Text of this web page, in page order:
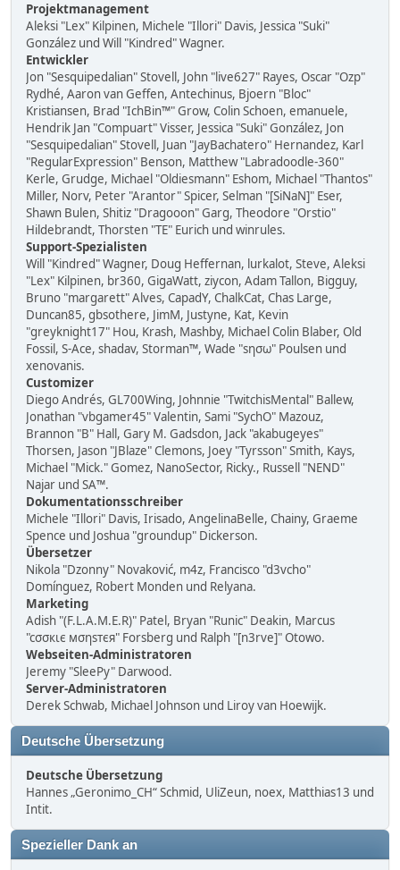
Projektmanagement
Aleksi "Lex" Kilpinen, Michele "Illori" Davis, Jessica "Suki"
González und Will "Kindred" Wagner.
Entwickler
Jon "Sesquipedalian" Stovell, John "live627" Rayes, Oscar "Ozp"
Rydhé, Aaron van Geffen, Antechinus, Bjoern "Bloc"
Kristiansen, Brad "IchBin™" Grow, Colin Schoen, emanuele,
Hendrik Jan "Compuart" Visser, Jessica "Suki" González, Jon
"Sesquipedalian" Stovell, Juan "JayBachatero" Hernandez, Karl
"RegularExpression" Benson, Matthew "Labradoodle-360"
Kerle, Grudge, Michael "Oldiesmann" Eshom, Michael "Thantos"
Miller, Norv, Peter "Arantor" Spicer, Selman "[SiNaN]" Eser,
Shawn Bulen, Shitiz "Dragooon" Garg, Theodore "Orstio"
Hildebrandt, Thorsten "TE" Eurich und winrules.
Support-Spezialisten
Will "Kindred" Wagner, Doug Heffernan, lurkalot, Steve, Aleksi
"Lex" Kilpinen, br360, GigaWatt, ziycon, Adam Tallon, Bigguy,
Bruno "margarett" Alves, CapadY, ChalkCat, Chas Large,
Duncan85, gbsothere, JimM, Justyne, Kat, Kevin
"greyknight17" Hou, Krash, Mashby, Michael Colin Blaber, Old
Fossil, S-Ace, shadav, Storman™, Wade "sησω" Poulsen und
xenovanis.
Customizer
Diego Andrés, GL700Wing, Johnnie "TwitchisMental" Ballew,
Jonathan "vbgamer45" Valentin, Sami "SychO" Mazouz,
Brannon "B" Hall, Gary M. Gadsdon, Jack "akabugeyes"
Thorsen, Jason "JBlaze" Clemons, Joey "Tyrsson" Smith, Kays,
Michael "Mick." Gomez, NanoSector, Ricky., Russell "NEND"
Najar und SA™.
Dokumentationsschreiber
Michele "Illori" Davis, Irisado, AngelinaBelle, Chainy, Graeme
Spence und Joshua "groundup" Dickerson.
Übersetzer
Nikola "Dzonny" Novaković, m4z, Francisco "d3vcho"
Domínguez, Robert Monden und Relyana.
Marketing
Adish "(F.L.A.M.E.R)" Patel, Bryan "Runic" Deakin, Marcus
"cσσкιє мσηѕтєя" Forsberg und Ralph "[n3rve]" Otowo.
Webseiten-Administratoren
Jeremy "SleePy" Darwood.
Server-Administratoren
Derek Schwab, Michael Johnson und Liroy van Hoewijk.
Deutsche Übersetzung
Deutsche Übersetzung
Hannes „Geronimo_CH“ Schmid, UliZeun, noex, Matthias13 und
Intit.
Spezieller Dank an